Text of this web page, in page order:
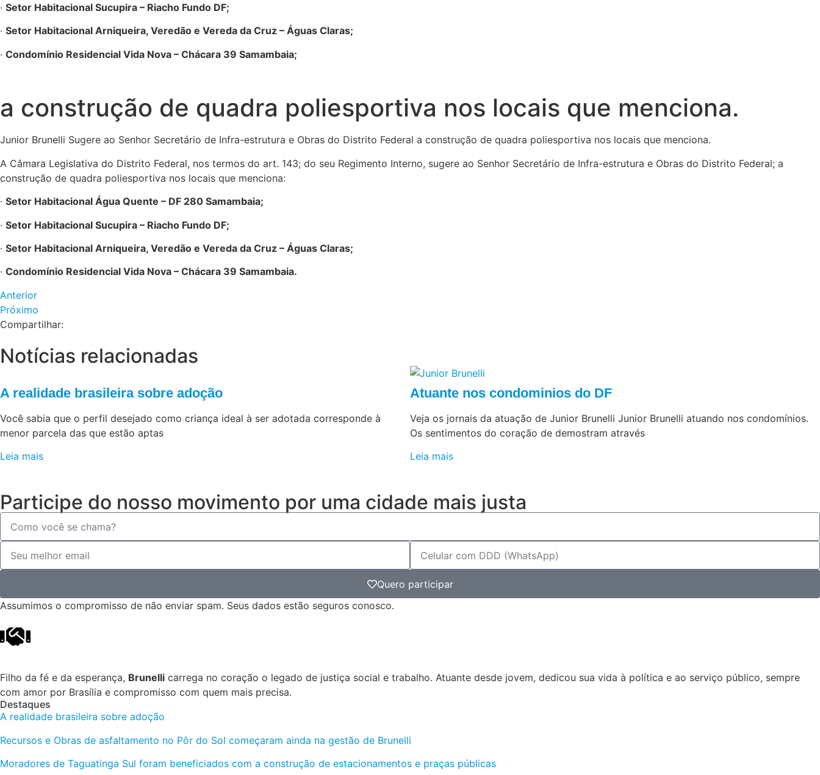
· Setor Habitacional Sucupira – Riacho Fundo DF;
· Setor Habitacional Arniqueira, Veredão e Vereda da Cruz – Águas Claras;
· Condomínio Residencial Vida Nova – Chácara 39 Samambaia;
a construção de quadra poliesportiva nos locais que menciona.
Junior Brunelli Sugere ao Senhor Secretário de Infra-estrutura e Obras do Distrito Federal a construção de quadra poliesportiva nos locais que menciona.
A Câmara Legislativa do Distrito Federal, nos termos do art. 143; do seu Regimento Interno, sugere ao Senhor Secretário de Infra-estrutura e Obras do Distrito Federal; a
construção de quadra poliesportiva nos locais que menciona:
· Setor Habitacional Água Quente – DF 280 Samambaia;
· Setor Habitacional Sucupira – Riacho Fundo DF;
· Setor Habitacional Arniqueira, Veredão e Vereda da Cruz – Águas Claras;
· Condomínio Residencial Vida Nova – Chácara 39 Samambaia.
Anterior
Próximo
Compartilhar:
Notícias relacionadas
A realidade brasileira sobre adoção
Você sabia que o perfil desejado como criança ideal à ser adotada corresponde à
menor parcela das que estão aptas
Leia mais
Atuante nos condominios do DF
Veja os jornais da atuação de Junior Brunelli Junior Brunelli atuando nos condomínios.
Os sentimentos do coração de demostram através
Leia mais
Participe do nosso movimento por uma cidade mais justa
Quero participar
Assumimos o compromisso de não enviar spam. Seus dados estão seguros conosco.
Filho da fé e da esperança, Brunelli carrega no coração o legado de justiça social e trabalho. Atuante desde jovem, dedicou sua vida à política e ao serviço público, sempre
com amor por Brasília e compromisso com quem mais precisa.
Destaques
A realidade brasileira sobre adoção
Recursos e Obras de asfaltamento no Pôr do Sol começaram ainda na gestão de Brunelli
Moradores de Taguatinga Sul foram beneficiados com a construção de estacionamentos e praças públicas